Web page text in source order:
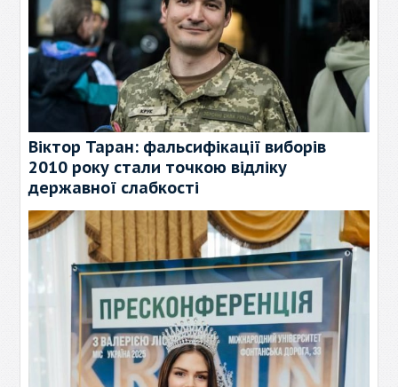
Віктор Таран: фальсифікації виборів
2010 року стали точкою відліку
державної слабкості